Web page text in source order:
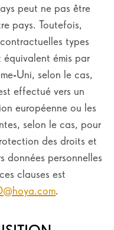
peut ne pas être
pays. Toutefois,
types
émis par
Uni, selon le cas,
effectué vers un
européenne ou les
selon le cas, pour
des droits et
données personnelles
clauses est
.